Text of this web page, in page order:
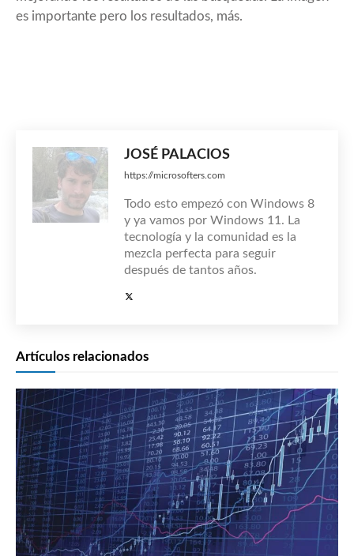
es importante pero los resultados, más.
JOSÉ PALACIOS
https://microsofters.com
Todo esto empezó con Windows 8
y ya vamos por Windows 11. La
tecnología y la comunidad es la
mezcla perfecta para seguir
después de tantos años.
Artículos relacionados